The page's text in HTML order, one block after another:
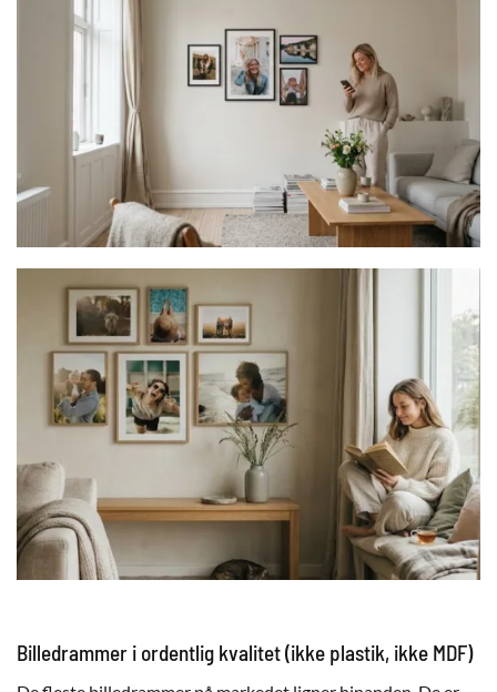
Billedrammer i ordentlig kvalitet (ikke plastik, ikke MDF)